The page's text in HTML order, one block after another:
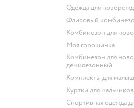
Одежда для
Флисовый
Комбинезон для
Моя горошинка
Комбинезон для новорожденных
демисезонный
Комплекты для
Куртки для мальчиков
Спортивная одежда